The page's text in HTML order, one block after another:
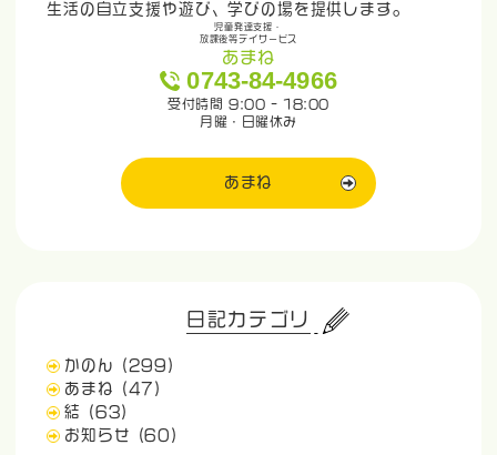
生活の自立支援や遊び、学びの場を提供します。
児童発達支援・
放課後等デイサービス
あまね
0743-84-4966
受付時間 9:00 - 18:00
月曜・日曜休み
あまね
日記カテゴリ
かのん
(299)
あまね
(47)
結
(63)
お知らせ
(60)